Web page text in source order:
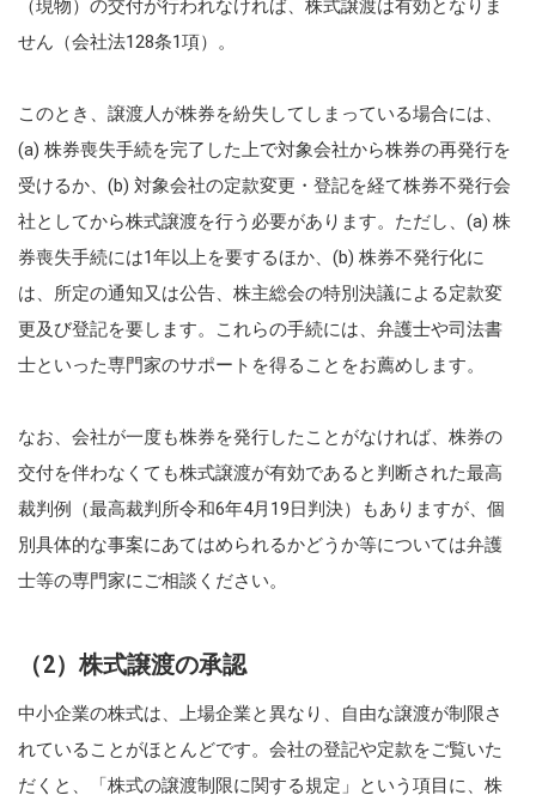
（現物）の交付が行われなければ、株式譲渡は有効となりま
せん（会社法128条1項）。
このとき、譲渡人が株券を紛失してしまっている場合には、
(a) 株券喪失手続を完了した上で対象会社から株券の再発行を
受けるか、(b) 対象会社の定款変更・登記を経て株券不発行会
社としてから株式譲渡を行う必要があります。ただし、(a) 株
券喪失手続には1年以上を要するほか、(b) 株券不発行化に
は、所定の通知又は公告、株主総会の特別決議による定款変
更及び登記を要します。これらの手続には、弁護士や司法書
士といった専門家のサポートを得ることをお薦めします。
なお、会社が一度も株券を発行したことがなければ、株券の
交付を伴わなくても株式譲渡が有効であると判断された最高
裁判例（最高裁判所令和6年4月19日判決）もありますが、個
別具体的な事案にあてはめられるかどうか等については弁護
士等の専門家にご相談ください。
（2）株式譲渡の承認
中小企業の株式は、上場企業と異なり、自由な譲渡が制限さ
れていることがほとんどです。会社の登記や定款をご覧いた
だくと、「株式の譲渡制限に関する規定」という項目に、株